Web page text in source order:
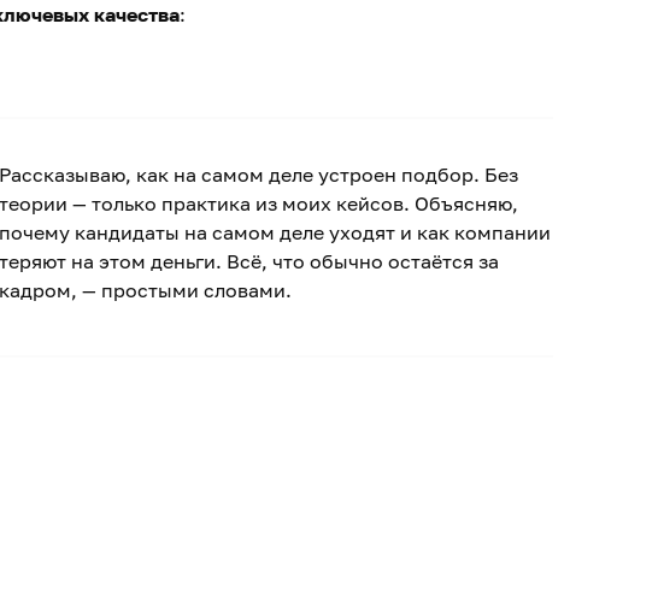
качества:
Рассказываю, как на самом деле устроен подбор. Без
теории — только практика из моих кейсов. Объясняю,
почему кандидаты на самом деле уходят и как компании
теряют на этом деньги. Всё, что обычно остаётся за
кадром, — простыми словами.